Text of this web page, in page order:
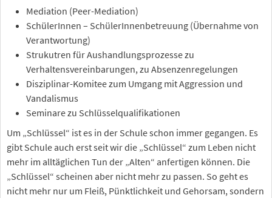
Mediation (Peer-Mediation)
SchülerInnen – SchülerInnenbetreuung (Übernahme von
Verantwortung)
Strukutren für Aushandlungsprozesse zu
Verhaltensvereinbarungen, zu Absenzenregelungen
Disziplinar-Komitee zum Umgang mit Aggression und
Vandalismus
Seminare zu Schlüsselqualifikationen
Um „Schlüssel“ ist es in der Schule schon immer gegangen. Es
gibt Schule auch erst seit wir die „Schlüssel“ zum Leben nicht
mehr im alltäglichen Tun der „Alten“ anfertigen können. Die
„Schlüssel“ scheinen aber nicht mehr zu passen. So geht es
nicht mehr nur um Fleiß, Pünktlichkeit und Gehorsam, sondern